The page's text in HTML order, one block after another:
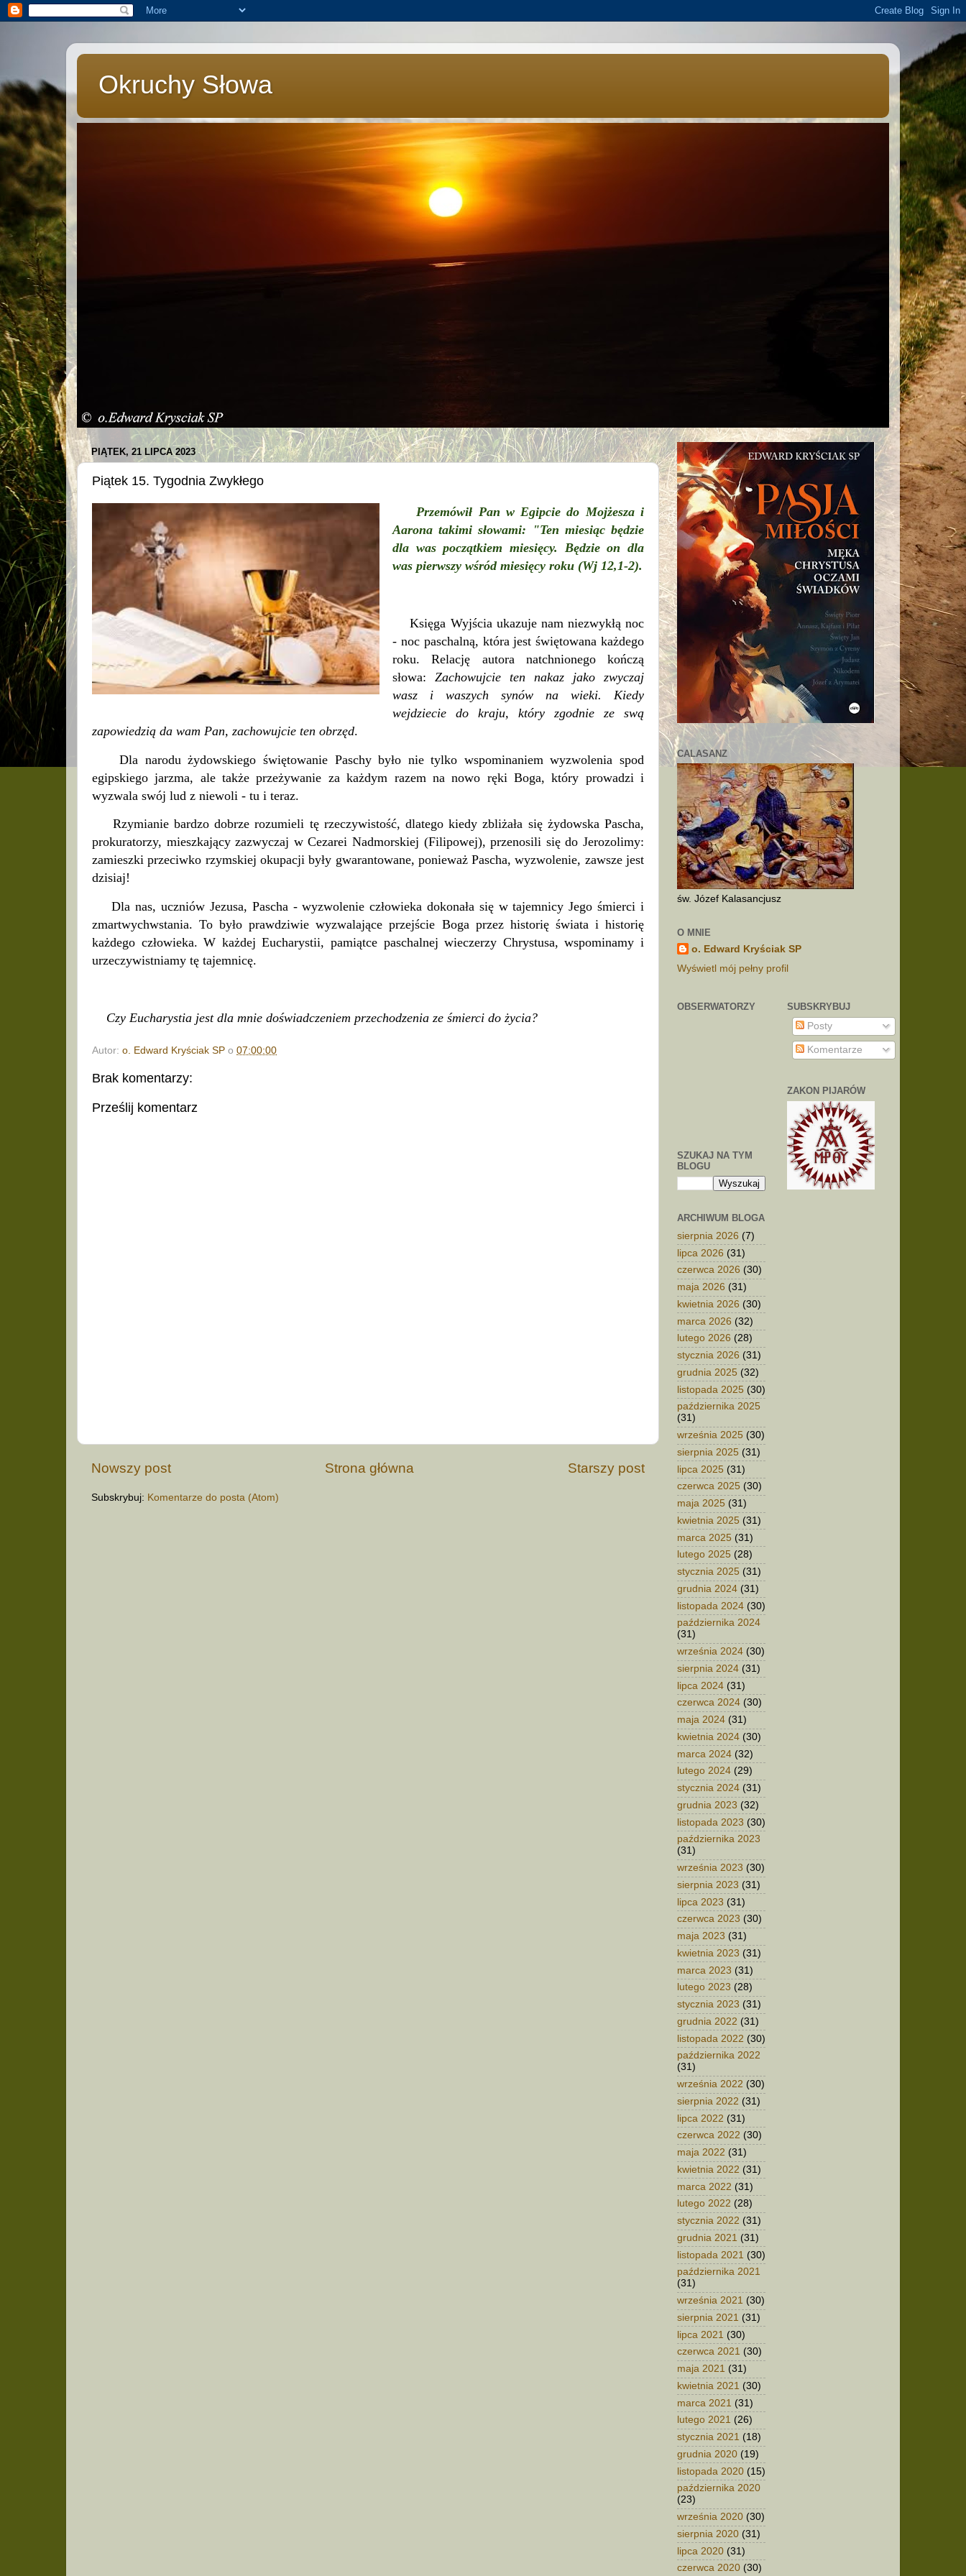
Okruchy Słowa
PIĄTEK, 21 LIPCA 2023
Piątek 15. Tygodnia Zwykłego
Przemówił Pan w Egipcie do Mojżesza i
Aarona takimi słowami: "Ten miesiąc będzie
dla was początkiem miesięcy. Będzie on dla
was pierwszy wśród miesięcy roku (Wj 12,1-2).
Księga Wyjścia ukazuje nam niezwykłą noc
- noc paschalną, która jest świętowana każdego
roku. Relację autora natchnionego kończą
słowa: Zachowujcie ten nakaz jako zwyczaj
wasz i waszych synów na wieki. Kiedy
wejdziecie do kraju, który zgodnie ze swą
zapowiedzią da wam Pan, zachowujcie ten obrzęd.
Dla narodu żydowskiego świętowanie Paschy było nie tylko wspominaniem wyzwolenia spod
egipskiego jarzma, ale także przeżywanie za każdym razem na nowo ręki Boga, który prowadzi i
wyzwala swój lud z niewoli - tu i teraz.
Rzymianie bardzo dobrze rozumieli tę rzeczywistość, dlatego kiedy zbliżała się żydowska Pascha,
prokuratorzy, mieszkający zazwyczaj w Cezarei Nadmorskiej (Filipowej), przenosili się do Jerozolimy:
zamieszki przeciwko rzymskiej okupacji były gwarantowane, ponieważ Pascha, wyzwolenie, zawsze jest
dzisiaj!
Dla nas, uczniów Jezusa, Pascha - wyzwolenie człowieka dokonała się w tajemnicy Jego śmierci i
zmartwychwstania. To było prawdziwie wyzwalające przejście Boga przez historię świata i historię
każdego człowieka. W każdej Eucharystii, pamiątce paschalnej wieczerzy Chrystusa, wspominamy i
urzeczywistniamy tę tajemnicę.
Czy Eucharystia jest dla mnie doświadczeniem przechodzenia ze śmierci do życia?
Autor: o. Edward Kryściak SP o 07:00:00
Brak komentarzy:
Prześlij komentarz
Nowszy post Starszy post
Strona główna
Subskrybuj: Komentarze do posta (Atom)
CALASANZ
św. Józef Kalasancjusz
O MNIE
o. Edward Kryściak SP
Wyświetl mój pełny profil
OBSERWATORZY
SZUKAJ NA TYM
BLOGU
ARCHIWUM BLOGA
sierpnia 2026 (7)
lipca 2026 (31)
czerwca 2026 (30)
maja 2026 (31)
kwietnia 2026 (30)
marca 2026 (32)
lutego 2026 (28)
stycznia 2026 (31)
grudnia 2025 (32)
listopada 2025 (30)
października 2025
(31)
września 2025 (30)
sierpnia 2025 (31)
lipca 2025 (31)
czerwca 2025 (30)
maja 2025 (31)
kwietnia 2025 (31)
marca 2025 (31)
lutego 2025 (28)
stycznia 2025 (31)
grudnia 2024 (31)
listopada 2024 (30)
października 2024
(31)
września 2024 (30)
sierpnia 2024 (31)
lipca 2024 (31)
czerwca 2024 (30)
maja 2024 (31)
kwietnia 2024 (30)
marca 2024 (32)
lutego 2024 (29)
stycznia 2024 (31)
grudnia 2023 (32)
listopada 2023 (30)
października 2023
(31)
września 2023 (30)
sierpnia 2023 (31)
lipca 2023 (31)
czerwca 2023 (30)
maja 2023 (31)
kwietnia 2023 (31)
marca 2023 (31)
lutego 2023 (28)
stycznia 2023 (31)
grudnia 2022 (31)
listopada 2022 (30)
października 2022
(31)
września 2022 (30)
sierpnia 2022 (31)
lipca 2022 (31)
czerwca 2022 (30)
maja 2022 (31)
kwietnia 2022 (31)
marca 2022 (31)
lutego 2022 (28)
stycznia 2022 (31)
grudnia 2021 (31)
listopada 2021 (30)
października 2021
(31)
września 2021 (30)
sierpnia 2021 (31)
lipca 2021 (30)
czerwca 2021 (30)
maja 2021 (31)
kwietnia 2021 (30)
marca 2021 (31)
lutego 2021 (26)
stycznia 2021 (18)
grudnia 2020 (19)
listopada 2020 (15)
października 2020
(23)
września 2020 (30)
sierpnia 2020 (31)
lipca 2020 (31)
czerwca 2020 (30)
SUBSKRYBUJ
Posty
Komentarze
ZAKON PIJARÓW